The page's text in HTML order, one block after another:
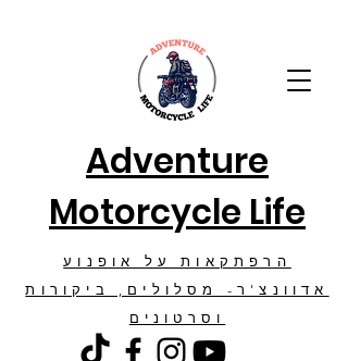
Adventure
Motorcycle Life
הרפתקאות על אופנוע
אדוונצ'ר- מסלולים, ביקורות
וסרטונים